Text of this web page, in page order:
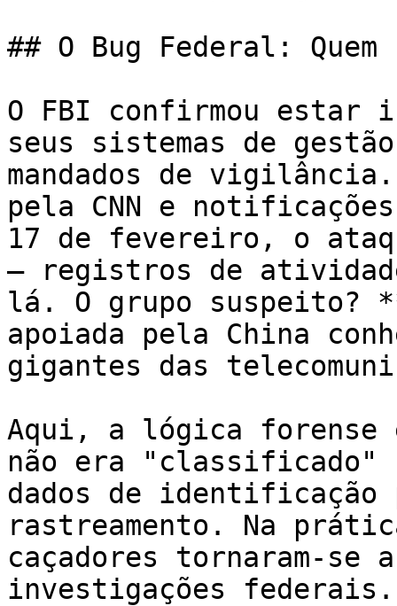
## O Bug Federal:
O FBI confirmou estar
seus sistemas de
mandados de
pela CNN e
17 de fevereiro, o
— registros de
lá. O grupo suspeito?
apoiada pela China
gigantes das
Aqui, a lógica forense
não era "classificado"
dados de
rastreamento. Na
caçadores tornaram-se
investigações federais.